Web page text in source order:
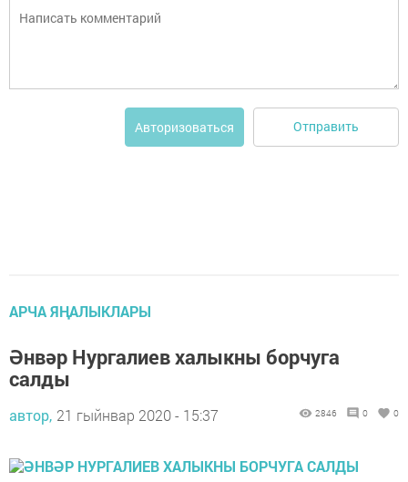
Авторизоваться Отправить
АРЧА ЯҢАЛЫКЛАРЫ
Әнвәр Нургалиев халыкны борчуга
салды
автор, 21 гыйнвар 2020 - 15:37 2846 0 0